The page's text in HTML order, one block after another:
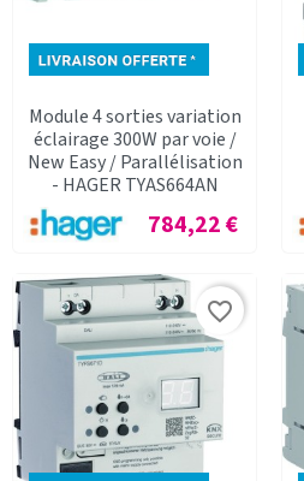
Module 4 sorties variation
éclairage 300W par voie /
New Easy / Parallélisation
- HAGER TYAS664AN
Prix
784,22 €
favorite_border